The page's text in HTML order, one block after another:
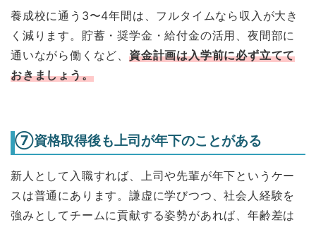
養成校に通う3〜4年間は、フルタイムなら収入が大き
く減ります。貯蓄・奨学金・給付金の活用、夜間部に
通いながら働くなど、 資金計画は入学前に必ず立てて
おきましょう。
⑦資格取得後も上司が年下のことがある
新人として入職すれば、上司や先輩が年下というケー
スは普通にあります。謙虚に学びつつ、社会人経験を
強みとしてチームに貢献する姿勢があれば、年齢差は